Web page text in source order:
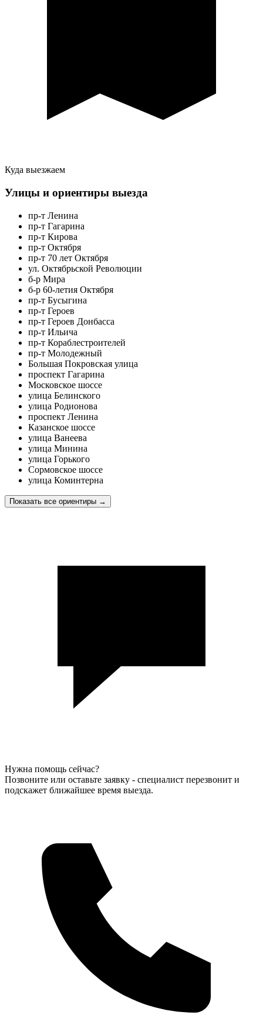
Куда выезжаем
Улицы и ориентиры выезда
пр-т Ленина
пр-т Гагарина
пр-т Кирова
пр-т Октября
пр-т 70 лет Октября
ул. Октябрьской Революции
б-р Мира
б-р 60-летия Октября
пр-т Бусыгина
пр-т Героев
пр-т Героев Донбасса
пр-т Ильича
пр-т Кораблестроителей
пр-т Молодежный
Большая Покровская улица
проспект Гагарина
Московское шоссе
улица Белинского
улица Родионова
проспект Ленина
Казанское шоссе
улица Ванеева
улица Минина
улица Горького
Сормовское шоссе
улица Коминтерна
Показать все ориентиры →
Нужна помощь сейчас?
Позвоните или оставьте заявку - специалист перезвонит и
подскажет ближайшее время выезда.